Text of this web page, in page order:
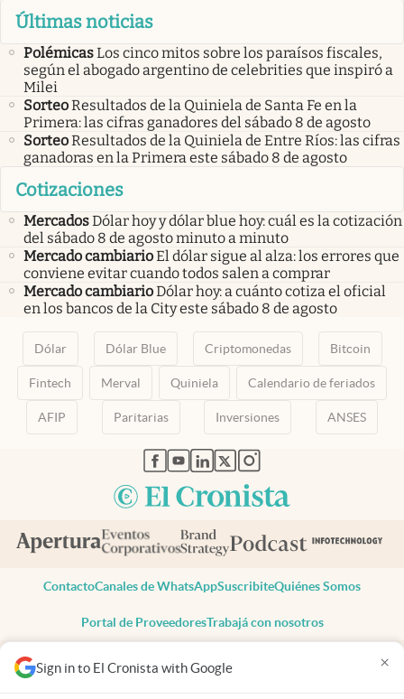
Sign in to El Cronista with Google ×
Últimas noticias
PolémicasLos cinco mitos sobre los paraísos fiscales,
según el abogado argentino de celebrities que inspiró a
Milei
SorteoResultados de la Quiniela de Santa Fe en la
Primera: las cifras ganadores del sábado 8 de agosto
SorteoResultados de la Quiniela de Entre Ríos: las cifras
ganadoras en la Primera este sábado 8 de agosto
Cotizaciones
MercadosDólar hoy y dólar blue hoy: cuál es la cotización
del sábado 8 de agosto minuto a minuto
Mercado cambiarioEl dólar sigue al alza: los errores que
conviene evitar cuando todos salen a comprar
Mercado cambiarioDólar hoy: a cuánto cotiza el oficial
en los bancos de la City este sábado 8 de agosto
Dólar Dólar Blue Criptomonedas Bitcoin
Fintech Merval Quiniela Calendario de feriados
AFIP Paritarias Inversiones ANSES
abre en nueva pestaña
abre en nueva pestaña
abre en nueva pestaña
abre en nueva pestaña
abre en nueva pestaña
ContactoCanales de WhatsAppSuscribiteQuiénes Somos
Portal de ProveedoresTrabajá con nosotros
Todos los derechos reservados